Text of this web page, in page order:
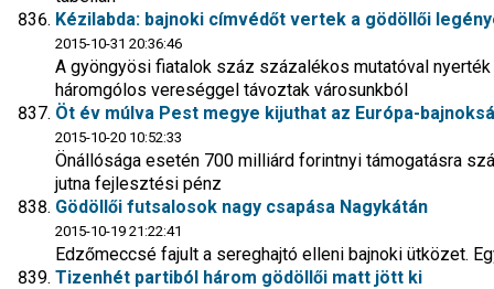
Kézilabda: bajnoki címvédőt vertek a gödöllői
2015-10-31 20:36:46
A gyöngyösi fiatalok száz százalékos mutatóval
háromgólos vereséggel távoztak városunkból
Öt év múlva Pest megye kijuthat az Európa-
2015-10-20 10:52:33
Önállósága esetén 700 milliárd forintnyi támogatásra
jutna fejlesztési pénz
Gödöllői futsalosok nagy csapása Nagykátán
2015-10-19 21:22:41
Edzőmeccsé fajult a sereghajtó elleni bajnoki ütközet.
Tizenhét partiból három gödöllői matt jött ki